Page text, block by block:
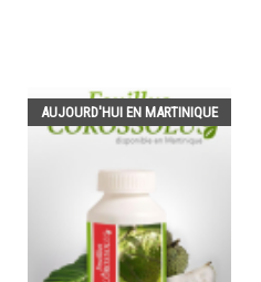
AUJOURD'HUI EN MARTINIQUE